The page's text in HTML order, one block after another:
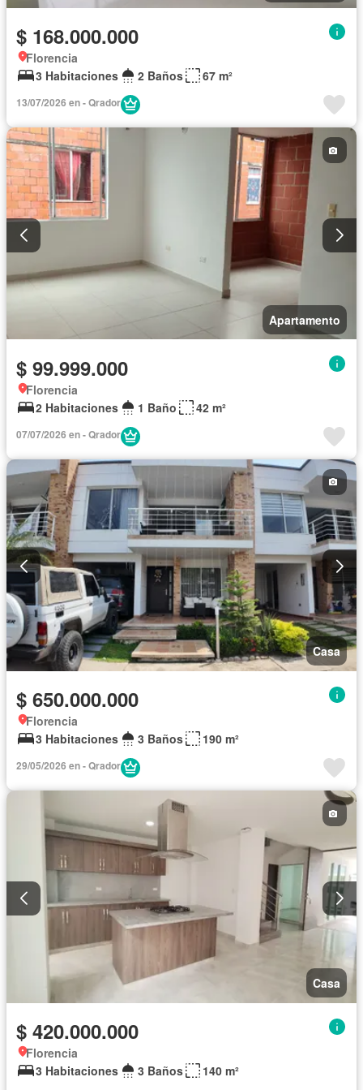
$ 168.000.000
Florencia
3 Habitaciones
2 Baños 67 m²
13/07/2026 en - Qrador
Apartamento
$ 99.999.000
Florencia
2 Habitaciones
1 Baño 42 m²
07/07/2026 en - Qrador
Casa
$ 650.000.000
Florencia
3 Habitaciones
3 Baños 190 m²
29/05/2026 en - Qrador
Casa
$ 420.000.000
Florencia
3 Habitaciones
3 Baños 140 m²